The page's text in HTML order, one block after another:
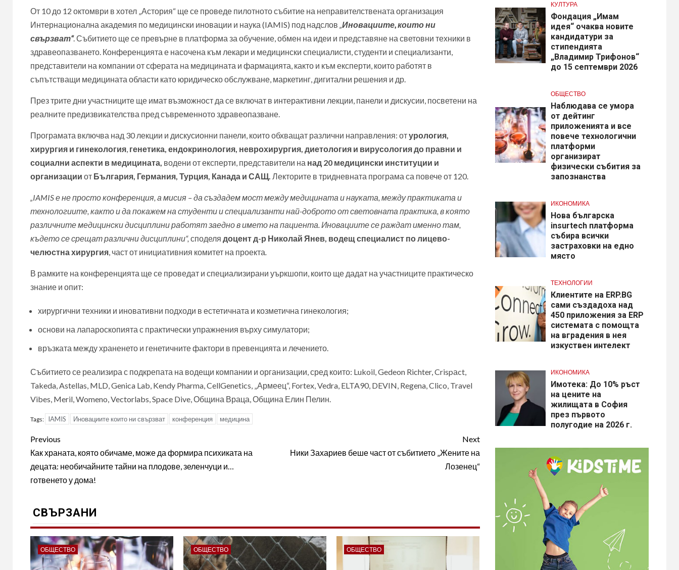
От 10 до 12 октомври в хотел „Астория“ ще се проведе пилотното събитие на неправителствената организация
Интернационална академия по медицински иновации и наука (IAMIS) под надслов „Иновациите, които ни
свързват“. Събитието ще се превърне в платформа за обучение, обмен на идеи и представяне на световни техники в
здравеопазването. Конференцията е насочена към лекари и медицински специалисти, студенти и специализанти,
представители на компании от сферата на медицината и фармацията, както и към експерти, които работят в
съпътстващи медицината области като юридическо обслужване, маркетинг, дигитални решения и др.
През трите дни участниците ще имат възможност да се включат в интерактивни лекции, панели и дискусии, посветени на
реалните предизвикателства пред съвременното здравеопазване.
Програмата включва над 30 лекции и дискусионни панели, които обхващат различни направления: отурология,
хирургия и гинекология, генетика, ендокринология, неврохирургия, диетология и вирусология до правни и
социални аспекти в медицината, водени от експерти, представители на над 20 медицински институции и
организации от България, Германия, Турция, Канада и САЩ. Лекторите в тридневната програма са повече от 120.
„IAMIS е не просто конференция, а мисия – да създадем мост между медицината и науката, между практиката и
технологиите, както и да покажем на студенти и специализанти най-доброто от световната практика, в която
различните медицински дисциплини работят заедно в името на пациента. Иновациите се раждат именно там,
където се срещат различни дисциплини“, споделя доцент д-р Николай Янев, водещ специалист по лицево-
челюстна хирургия, част от инициативния комитет на проекта.
В рамките на конференцията ще се проведат и специализирани уъркшопи, които ще дадат на участниците практическо
знание и опит:
хирургични техники и иновативни подходи в естетичната и козметична гинекология;
основи на лапароскопията с практически упражнения върху симулатори;
връзката между храненето и генетичните фактори в превенцията и лечението.
Събитието се реализира с подкрепата на водещи компании и организации, сред които: Lukoil, Gedeon Richter, Crispаct,
Takeda, Astellas, MLD, Genica Lab, Kendy Pharma, CellGenetics, „Армеец“, Fortex, Vedra, ELTA90, DEVIN, Regena, Clico, Travel
Vibes, Meril, Womeno, Vectorlabs, Space Dive, Община Враца, Община Елин Пелин.
Tags: IAMIS Иновациите които ни свързват конференция медицина
Post
navigation
Previous
Как храната, която обичаме, може да формира психиката на
децата: необичайните тайни на плодове, зеленчуци и…
готвенето у дома!
Next
Ники Захариев беше част от събитието „Жените на
Лозенец“
СВЪРЗАНИ
ОБЩЕСТВО ОБЩЕСТВО ОБЩЕСТВО
КУЛТУРА
Фондация „Имам
идея“ очаква новите
кандидатури за
стипендията
„Владимир Трифонов“
до 15 септември 2026
ОБЩЕСТВО
Наблюдава се умора
от дейтинг
приложенията и все
повече технологични
платформи
организират
физически събития за
запознанства
ИКОНОМИКА
Нова българска
insurtech платформа
събира всички
застраховки на едно
място
ТЕХНОЛОГИИ
Клиентите на ERP.BG
сами създадоха над
450 приложения за ERP
системата с помощта
на вградения в нея
изкуствен интелект
ИКОНОМИКА
Имотека: До 10% ръст
на цените на
жилищата в София
през първото
полугодие на 2026 г.